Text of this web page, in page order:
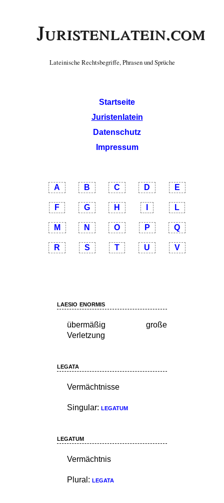
Juristenlatein.com
Lateinische Rechtsbegriffe, Phrasen und Sprüche
Startseite
Juristenlatein
Datenschutz
Impressum
A B C D E
F G H L
M N O P Q
R S T U V
laesio enormis
übermäßig große
Verletzung
legata
Vermächtnisse
Singular: legatum
legatum
Vermächtnis
Plural: legata